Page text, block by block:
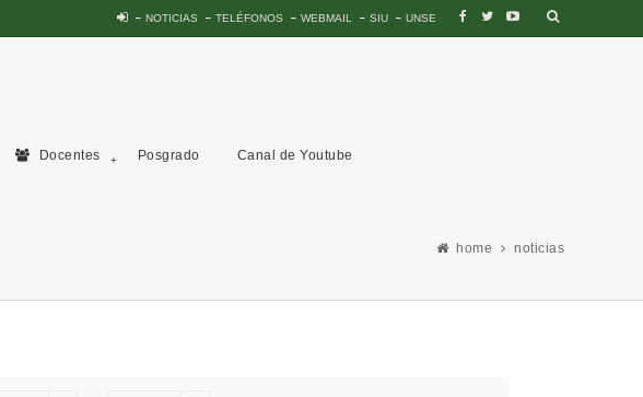
NOTICIAS TELÉFONOS WEBMAIL SIU UNSE
Docentes Posgrado Canal de Youtube
home noticias